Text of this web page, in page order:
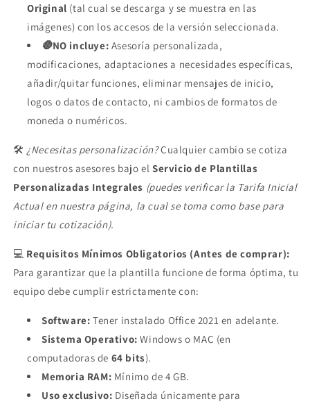
Original (tal cual se descarga y se muestra en las
imágenes) con los accesos de la versión seleccionada.
🛑NO incluye: Asesoría personalizada,
modificaciones, adaptaciones a necesidades específicas,
añadir/quitar funciones, eliminar mensajes de inicio,
logos o datos de contacto, ni cambios de formatos de
moneda o numéricos.
🛠️ ¿Necesitas personalización?Cualquier cambio se cotiza
con nuestros asesores bajo elServicio de Plantillas
Personalizadas Integrales (puedes verificar la Tarifa Inicial
Actual en nuestra página, la cual se toma como base para
iniciar tu cotización).
💻 Requisitos Mínimos Obligatorios (Antes de comprar):
Para garantizar que la plantilla funcione de forma óptima, tu
equipo debe cumplir estrictamente con:
Software: Tener instalado Office 2021 en adelante.
Sistema Operativo: Windows o MAC (en
computadoras de 64 bits).
Memoria RAM: Mínimo de 4 GB.
Uso exclusivo: Diseñada únicamente para